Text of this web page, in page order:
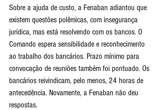
Sobre a ajuda de custo, a Fenaban adiantou que
existem questões polêmicas, com insegurança
jurídica, mas está resolvendo com os bancos. O
Comando espera sensibilidade e reconhecimento
ao trabalho dos bancários. Prazo mínimo para
convocação de reuniões também foi pontuado. Os
bancários reivindicam, pelo menos, 24 horas de
antecedência. Novamente, a Fenaban não deu
respostas.